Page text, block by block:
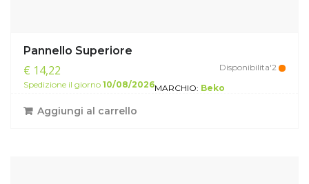
Pannello Superiore
€ 14,22
Disponibilita'2
Spedizione il giorno 10/08/2026MARCHIO: Beko
Aggiungi al carrello